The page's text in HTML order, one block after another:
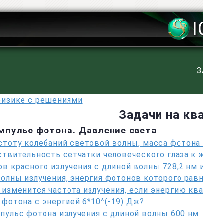
с решениями
Задачи на
фотона. Давление света
колебаний световой волны, масса фотона
сетчатки человеческого глаза к
красного излучения с длиной волны 728,2 нм
излучения, энергия фотонов которого
частота излучения, если энергию
с энергией 6*10^(-19) Дж?
фотона излучения с длиной волны 600 нм